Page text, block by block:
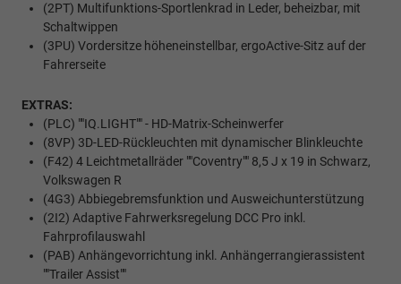
(2PT) Multifunktions-Sportlenkrad in Leder, beheizbar, mit
Schaltwippen
(3PU) Vordersitze höheneinstellbar, ergoActive-Sitz auf der
Fahrerseite
EXTRAS:
(PLC) ""IQ.LIGHT"" - HD-Matrix-Scheinwerfer
(8VP) 3D-LED-Rückleuchten mit dynamischer Blinkleuchte
(F42) 4 Leichtmetallräder ""Coventry"" 8,5 J x 19 in Schwarz,
Volkswagen R
(4G3) Abbiegebremsfunktion und Ausweichunterstützung
(2I2) Adaptive Fahrwerksregelung DCC Pro inkl.
Fahrprofilauswahl
(PAB) Anhängevorrichtung inkl. Anhängerrangierassistent
""Trailer Assist""